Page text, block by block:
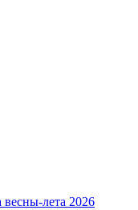
лета 2026